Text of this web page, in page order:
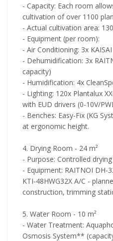
- Capacity: Each room
cultivation of over 1100
- Actual cultivation area:
- Equipment (per room):
- Air Conditioning: 3x
- Dehumidification: 3x
capacity)
- Humidification: 4x
- Lighting: 120x Plantalux
with EUD drivers (0-10V/
- Benches: Easy-Fix (KG
at ergonomic height.
4. Drying Room - 24 m²
- Purpose: Controlled
- Equipment: RAITNOI DH-
KTI-48HWG32X A/C -
construction, trimming
5. Water Room - 10 m²
- Water Treatment:
Osmosis System**